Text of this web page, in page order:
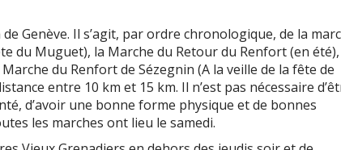
Genève. Il s’agit, par ordre chronologique, de la
du Muguet), la Marche du Retourdu Renfort (en
du Renfort de Sézegnin (A la veille de la fête de
entre 10 km et 15 km. Il n’est pas nécessaire
d’avoir une bonne forme physique et de bonnes
les marches ont lieu le samedi.